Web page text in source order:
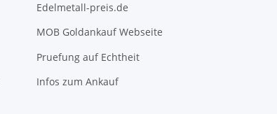
Edelmetall-preis.de
MOB Goldankauf Webseite
Pruefung auf Echtheit
Infos zum Ankauf